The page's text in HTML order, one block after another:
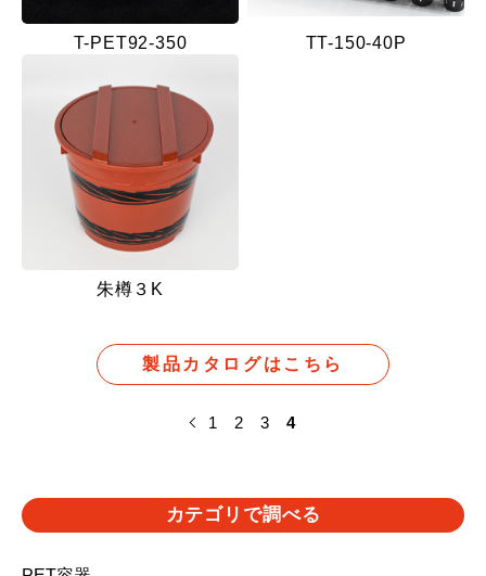
T-PET92-350 TT-150-40P
朱樽３K
製品カタログはこちら
1 2 3 4
カテゴリで調べる